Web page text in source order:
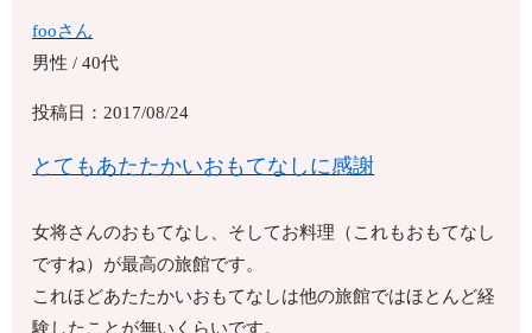
fooさん
男性 / 40代
投稿日：2017/08/24
とてもあたたかいおもてなしに感謝
女将さんのおもてなし、そしてお料理（これもおもてなし
ですね）が最高の旅館です。
これほどあたたかいおもてなしは他の旅館ではほとんど経
験したことが無いくらいです。